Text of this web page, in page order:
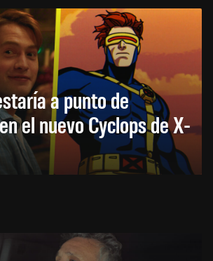
a punto de
el nuevo Cyclops de X-